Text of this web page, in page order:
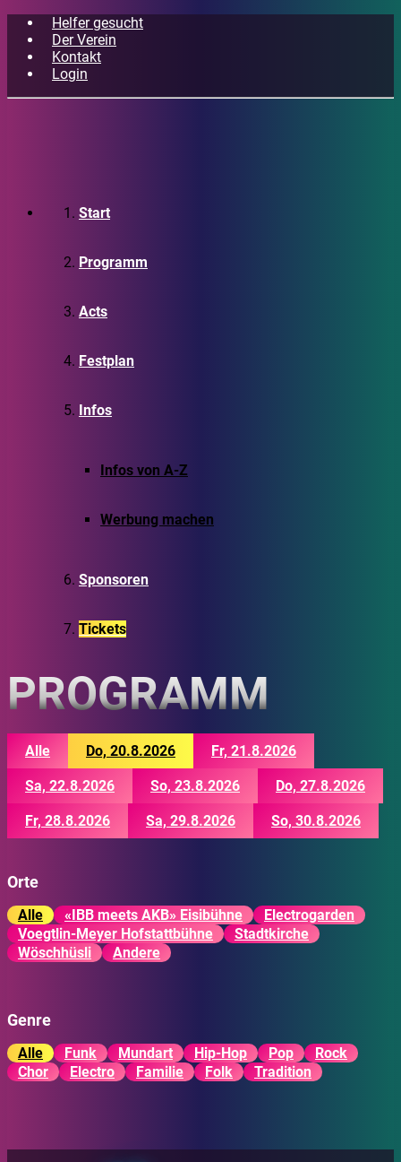
Helfer gesucht
Der Verein
Kontakt
Login
Start
Programm
Acts
Festplan
Infos
Infos von A-Z
Werbung machen
Sponsoren
Tickets
PROGRAMM
Alle Do, 20.8.2026 Fr, 21.8.2026
Sa, 22.8.2026 So, 23.8.2026 Do, 27.8.2026
Fr, 28.8.2026 Sa, 29.8.2026 So, 30.8.2026
Orte
Alle «IBB meets AKB» Eisibühne
Electrogarden
Voegtlin-Meyer Hofstattbühne
Stadtkirche
Wöschhüsli
Andere
Genre
Alle Funk Mundart Hip-Hop Pop
Rock
Chor
Electro Familie Folk Tradition